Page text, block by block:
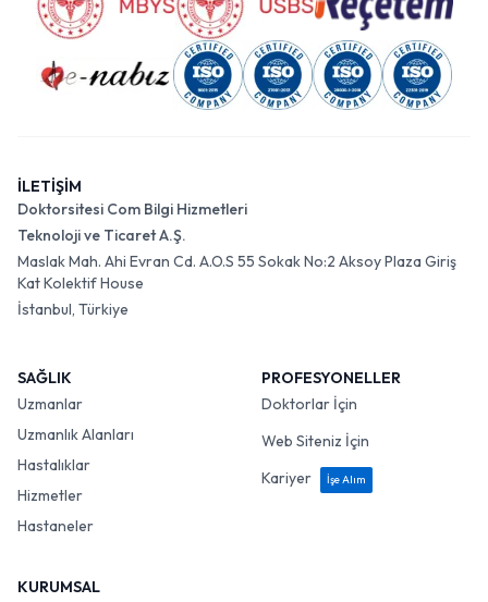
İLETİŞİM
Doktorsitesi Com Bilgi Hizmetleri
Teknoloji ve Ticaret A.Ş.
Maslak Mah. Ahi Evran Cd. A.O.S 55 Sokak No:2 Aksoy Plaza Giriş
Kat Kolektif House
İstanbul, Türkiye
SAĞLIK
Uzmanlar
Uzmanlık Alanları
Hastalıklar
Hizmetler
Hastaneler
PROFESYONELLER
Doktorlar İçin
Web Siteniz İçin
Kariyer
İşe Alım
KURUMSAL